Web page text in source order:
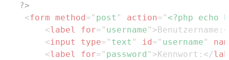
   ?>
<form method= " post " action= "<?php echo
<label for= " username " >Benutzername:
<input type= " text " id= " username "
<label for= " password " >Kennwort: </